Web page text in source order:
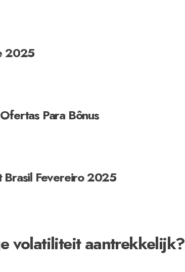
2025
Para Bônus
Brasil Fevereiro 2025
volatiliteit aantrekkelijk?